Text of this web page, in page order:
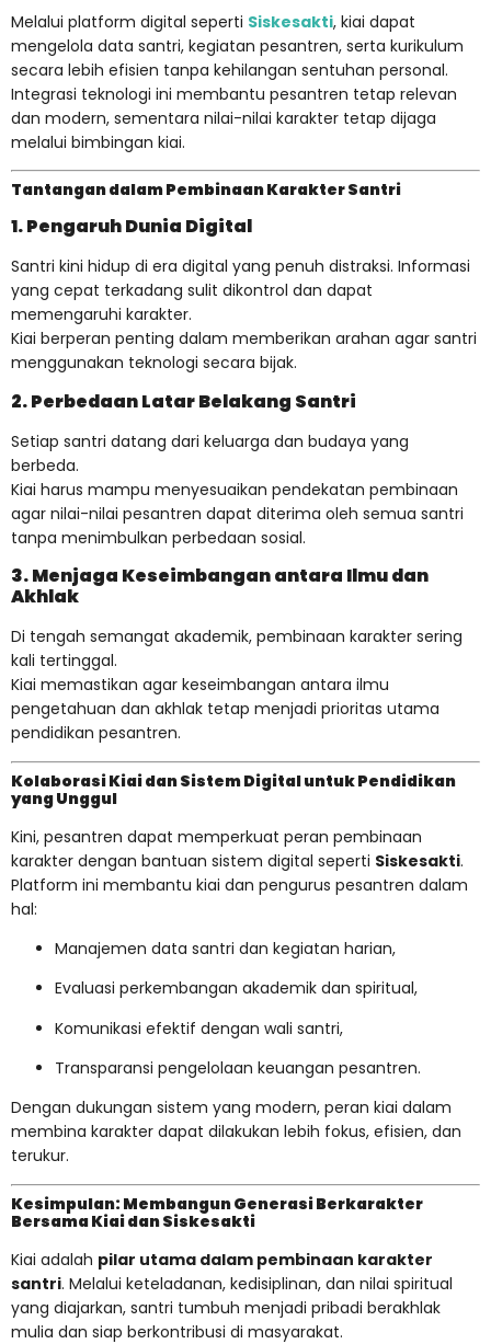
Melalui platform digital seperti Siskesakti, kiai dapat
mengelola data santri, kegiatan pesantren, serta kurikulum
secara lebih efisien tanpa kehilangan sentuhan personal.
Integrasi teknologi ini membantu pesantren tetap relevan
dan modern, sementara nilai-nilai karakter tetap dijaga
melalui bimbingan kiai.
Tantangan dalam Pembinaan Karakter Santri
1. Pengaruh Dunia Digital
Santri kini hidup di era digital yang penuh distraksi. Informasi
yang cepat terkadang sulit dikontrol dan dapat
memengaruhi karakter.
Kiai berperan penting dalam memberikan arahan agar santri
menggunakan teknologi secara bijak.
2. Perbedaan Latar Belakang Santri
Setiap santri datang dari keluarga dan budaya yang
berbeda.
Kiai harus mampu menyesuaikan pendekatan pembinaan
agar nilai-nilai pesantren dapat diterima oleh semua santri
tanpa menimbulkan perbedaan sosial.
3. Menjaga Keseimbangan antara Ilmu dan
Akhlak
Di tengah semangat akademik, pembinaan karakter sering
kali tertinggal.
Kiai memastikan agar keseimbangan antara ilmu
pengetahuan dan akhlak tetap menjadi prioritas utama
pendidikan pesantren.
Kolaborasi Kiai dan Sistem Digital untuk Pendidikan
yang Unggul
Kini, pesantren dapat memperkuat peran pembinaan
karakter dengan bantuan sistem digital seperti Siskesakti.
Platform ini membantu kiai dan pengurus pesantren dalam
hal:
Manajemen data santri dan kegiatan harian,
Evaluasi perkembangan akademik dan spiritual,
Komunikasi efektif dengan wali santri,
Transparansi pengelolaan keuangan pesantren.
Dengan dukungan sistem yang modern, peran kiai dalam
membina karakter dapat dilakukan lebih fokus, efisien, dan
terukur.
Kesimpulan: Membangun Generasi Berkarakter
Bersama Kiai dan Siskesakti
Kiai adalah pilar utama dalam pembinaan karakter
santri. Melalui keteladanan, kedisiplinan, dan nilai spiritual
yang diajarkan, santri tumbuh menjadi pribadi berakhlak
mulia dan siap berkontribusi di masyarakat.